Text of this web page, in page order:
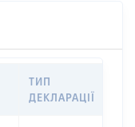
ТИП
ДЕКЛАРАЦІЇ